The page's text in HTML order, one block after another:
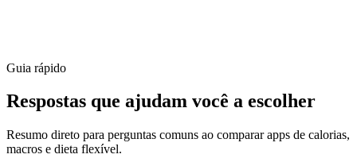
Guia rápido
Respostas que ajudam você a escolher
Resumo direto para perguntas comuns ao comparar apps de calorias,
macros e dieta flexível.